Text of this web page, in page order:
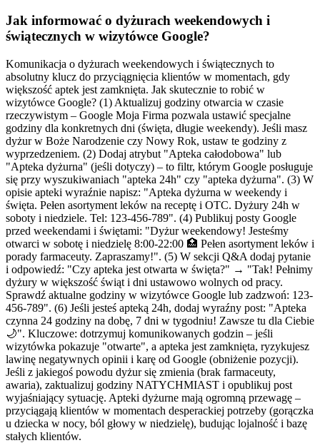
Jak informować o dyżurach weekendowych i
świątecznych w wizytówce Google?
Komunikacja o dyżurach weekendowych i świątecznych to
absolutny klucz do przyciągnięcia klientów w momentach, gdy
większość aptek jest zamknięta. Jak skutecznie to robić w
wizytówce Google? (1) Aktualizuj godziny otwarcia w czasie
rzeczywistym – Google Moja Firma pozwala ustawić specjalne
godziny dla konkretnych dni (święta, długie weekendy). Jeśli masz
dyżur w Boże Narodzenie czy Nowy Rok, ustaw te godziny z
wyprzedzeniem. (2) Dodaj atrybut "Apteka całodobowa" lub
"Apteka dyżurna" (jeśli dotyczy) – to filtr, którym Google posługuje
się przy wyszukiwaniach "apteka 24h" czy "apteka dyżurna". (3) W
opisie apteki wyraźnie napisz: "Apteka dyżurna w weekendy i
święta. Pełen asortyment leków na receptę i OTC. Dyżury 24h w
soboty i niedziele. Tel: 123-456-789". (4) Publikuj posty Google
przed weekendami i świętami: "Dyżur weekendowy! Jesteśmy
otwarci w sobotę i niedzielę 8:00-22:00 🏥 Pełen asortyment leków i
porady farmaceuty. Zapraszamy!". (5) W sekcji Q&A dodaj pytanie
i odpowiedź: "Czy apteka jest otwarta w święta?" → "Tak! Pełnimy
dyżury w większość świąt i dni ustawowo wolnych od pracy.
Sprawdź aktualne godziny w wizytówce Google lub zadzwoń: 123-
456-789". (6) Jeśli jesteś apteką 24h, dodaj wyraźny post: "Apteka
czynna 24 godziny na dobę, 7 dni w tygodniu! Zawsze tu dla Ciebie
🌙". Kluczowe: dotrzymuj komunikowanych godzin – jeśli
wizytówka pokazuje "otwarte", a apteka jest zamknięta, ryzykujesz
lawinę negatywnych opinii i karę od Google (obniżenie pozycji).
Jeśli z jakiegoś powodu dyżur się zmienia (brak farmaceuty,
awaria), zaktualizuj godziny NATYCHMIAST i opublikuj post
wyjaśniający sytuację. Apteki dyżurne mają ogromną przewagę –
przyciągają klientów w momentach desperackiej potrzeby (gorączka
u dziecka w nocy, ból głowy w niedzielę), budując lojalność i bazę
stałych klientów.